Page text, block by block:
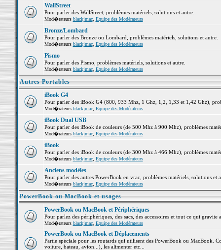
WallStreet
Pour parler des WallStreet, problèmes matériels, solutions et autre.
Mod�rateurs blackjmac, Equipe des Modérateurs
Bronze/Lombard
Pour parler des Bronze ou Lombard, problèmes matériels, solutions et autre.
Mod�rateurs blackjmac, Equipe des Modérateurs
Pismo
Pour parler des Pismo, problèmes matériels, solutions et autre.
Mod�rateurs blackjmac, Equipe des Modérateurs
Autres Portables
iBook G4
Pour parler des iBook G4 (800, 933 Mhz, 1 Ghz, 1,2, 1,33 et 1,42 Ghz),
Mod�rateurs blackjmac, Equipe des Modérateurs
iBook Dual USB
Pour parler des iBook de couleurs (de 500 Mhz à 900 Mhz), problèmes
Mod�rateurs blackjmac, Equipe des Modérateurs
iBook
Pour parler des iBook de couleurs (de 300 Mhz à 466 Mhz), problèmes
Mod�rateurs blackjmac, Equipe des Modérateurs
Anciens modèles
Pour parler des autres PowerBook en vrac, problèmes matériels, solutions et
Mod�rateurs blackjmac, Equipe des Modérateurs
PowerBook ou MacBook et usages
PowerBook ou MacBook et Périphériques
Pour parlez des périphériques, des sacs, des accessoires et tout ce qui
Mod�rateurs blackjmac, Equipe des Modérateurs
PowerBook ou MacBook et Déplacements
Partie spéciale pour les routards qui utilisent des PowerBook ou MacBook.
voiture, bateau, avion...), les alimenter etc...